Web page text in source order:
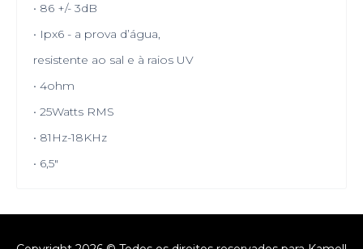
• 86 +/- 3dB
• Ipx6 - a prova d’água,
resistente ao sal e à raios UV
• 4ohm
• 25Watts RMS
• 81Hz-18KHz
• 6,5"